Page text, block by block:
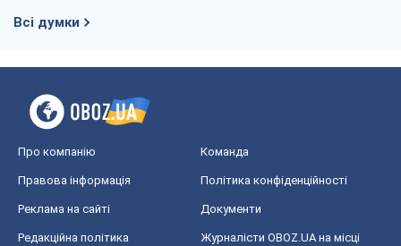
Всі думки
Про компанію Команда
Правова інформація Політика конфіденційності
Реклама на сайті Документи
Редакційна політика
Журналісти OBOZ.UA на місці